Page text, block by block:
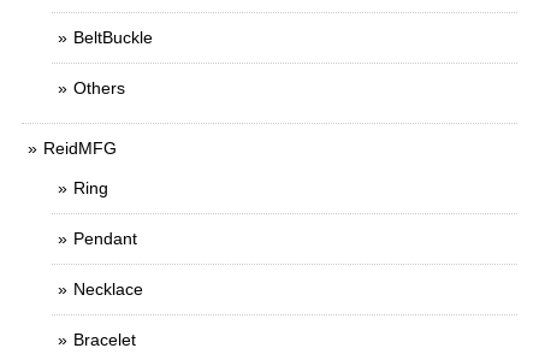
BeltBuckle
Others
ReidMFG
Ring
Pendant
Necklace
Bracelet